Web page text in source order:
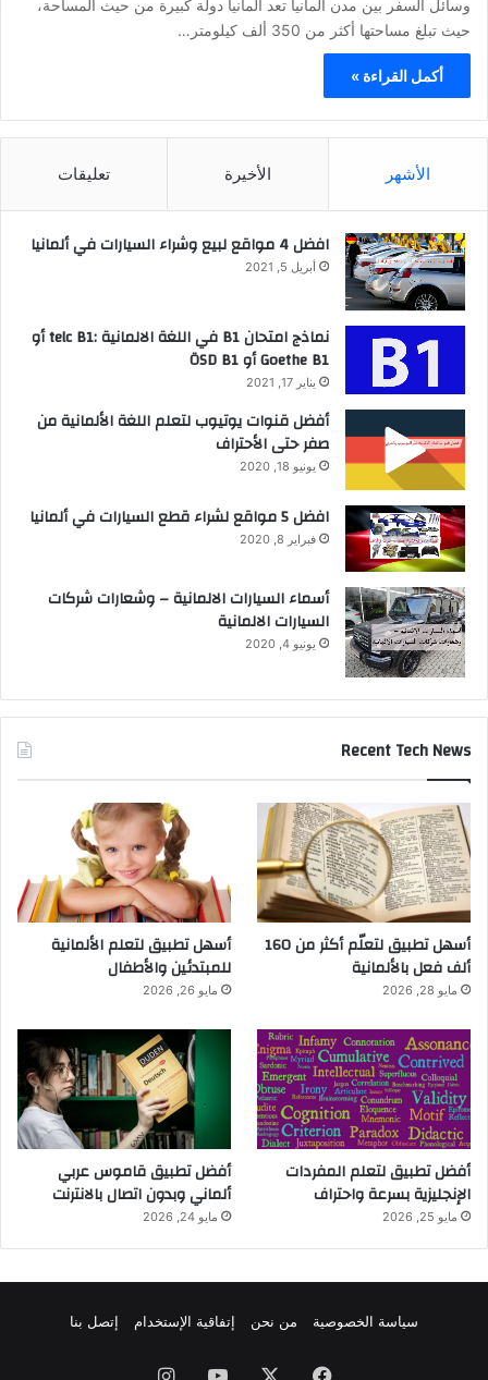
وسائل السفر بين مدن المانيا تعد المانيا دولة كبيرة من حيث المساحة،
حيث تبلغ مساحتها أكثر من 350 ألف كيلومتر…
أكمل القراءة »
الأشهر الأخيرة تعليقات
افضل 4 مواقع لبيع وشراء السيارات في ألمانيا
أبريل 5, 2021
نماذج امتحان B1 في اللغة الالمانية :telc B1 أو
Goethe B1 أو ÖSD B1
يناير 17, 2021
أفضل قنوات يوتيوب لتعلم اللغة الألمانية من
صفر حتى الأحتراف
يونيو 18, 2020
افضل 5 مواقع لشراء قطع السيارات في ألمانيا
فبراير 8, 2020
أسماء السيارات الالمانية – وشعارات شركات
السيارات الالمانية
يونيو 4, 2020
Recent Tech News
أسهل تطبيق لتعلّم أكثر من 160
ألف فعل بالألمانية
مايو 28, 2026
أسهل تطبيق لتعلم الألمانية
للمبتدئين والأطفال
مايو 26, 2026
أفضل تطبيق لتعلم المفردات
الإنجليزية بسرعة واحتراف
مايو 25, 2026
أفضل تطبيق قاموس عربي
ألماني وبدون اتصال بالانترنت
مايو 24, 2026
سياسة الخصوصية من نحن إتفاقية الإستخدام إتصل بنا